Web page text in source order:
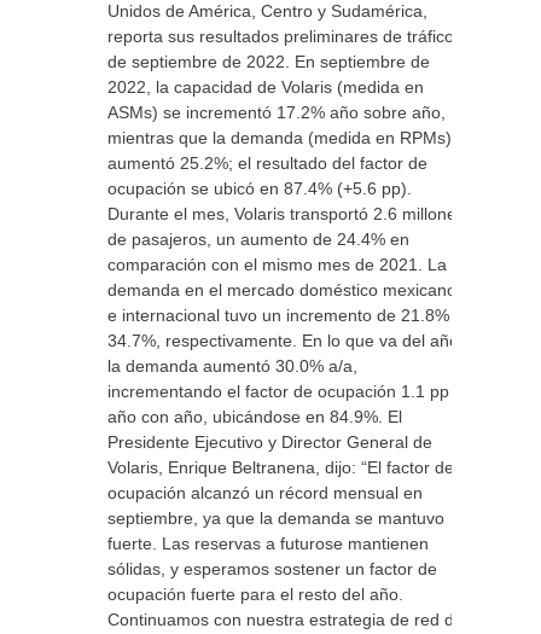
Unidos de América, Centro y Sudamérica,
reporta sus resultados preliminares de tráfico
de septiembre de 2022. En septiembre de
2022, la capacidad de Volaris (medida en
ASMs) se incrementó 17.2% año sobre año,
mientras que la demanda (medida en RPMs)
aumentó 25.2%; el resultado del factor de
ocupación se ubicó en 87.4% (+5.6 pp).
Durante el mes, Volaris transportó 2.6 millones
de pasajeros, un aumento de 24.4% en
comparación con el mismo mes de 2021. La
demanda en el mercado doméstico mexicano
e internacional tuvo un incremento de 21.8% y
34.7%, respectivamente. En lo que va del año,
la demanda aumentó 30.0% a/a,
incrementando el factor de ocupación 1.1 pp
año con año, ubicándose en 84.9%. El
Presidente Ejecutivo y Director General de
Volaris, Enrique Beltranena, dijo: “El factor de
ocupación alcanzó un récord mensual en
septiembre, ya que la demanda se mantuvo
fuerte. Las reservas a futurose mantienen
sólidas, y esperamos sostener un factor de
ocupación fuerte para el resto del año.
Continuamos con nuestra estrategia de red de